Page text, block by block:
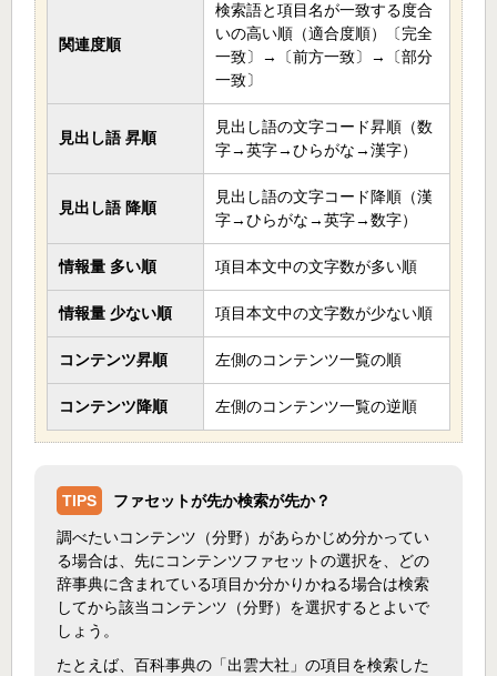
関連度順
検索語と項目名が一致する度合
いの高い順（適合度順）
〔完全
一致〕→〔前方一致〕→〔部分
一致〕
見出し語 昇順
見出し語の文字コード昇順（数
字→英字→ひらがな→漢字）
見出し語 降順
見出し語の文字コード降順（漢
字→ひらがな→英字→数字）
情報量 多い順 項目本文中の文字数が多い順
情報量 少ない順 項目本文中の文字数が少ない順
コンテンツ昇順 左側のコンテンツ一覧の順
コンテンツ降順 左側のコンテンツ一覧の逆順
TIPS ファセットが先か検索が先か？
調べたいコンテンツ（分野）があらかじめ分かってい
る場合は、先にコンテンツファセットの選択を、どの
辞事典に含まれている項目か分かりかねる場合は検索
してから該当コンテンツ（分野）を選択するとよいで
しょう。
たとえば、百科事典の「出雲大社」の項目を検索した